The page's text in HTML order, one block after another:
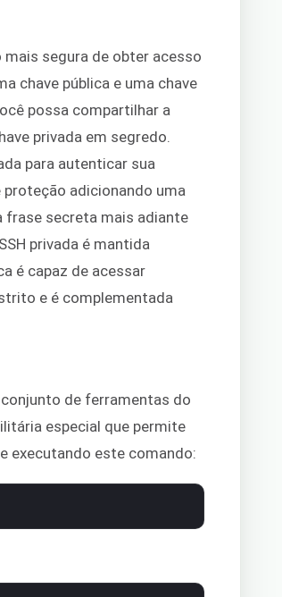
segura de obter acesso
chave pública e uma chave
possa compartilhar a
privada em segredo.
para autenticar sua
adicionando uma
frase secreta mais adiante
privada é mantida
é capaz de acessar
e é complementada
conjunto de ferramentas do
especial que permite
executando este comando: